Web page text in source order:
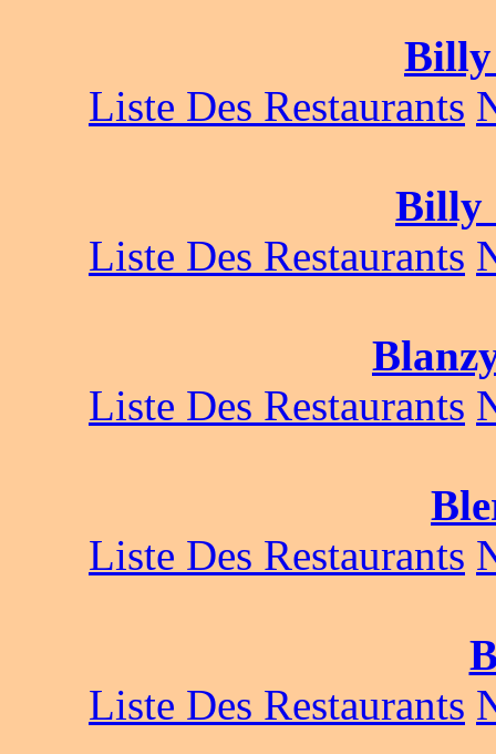
Billy
Liste Des Restaurants
Billy
Liste Des Restaurants
Liste Des Restaurants
Liste Des Restaurants
Liste Des Restaurants